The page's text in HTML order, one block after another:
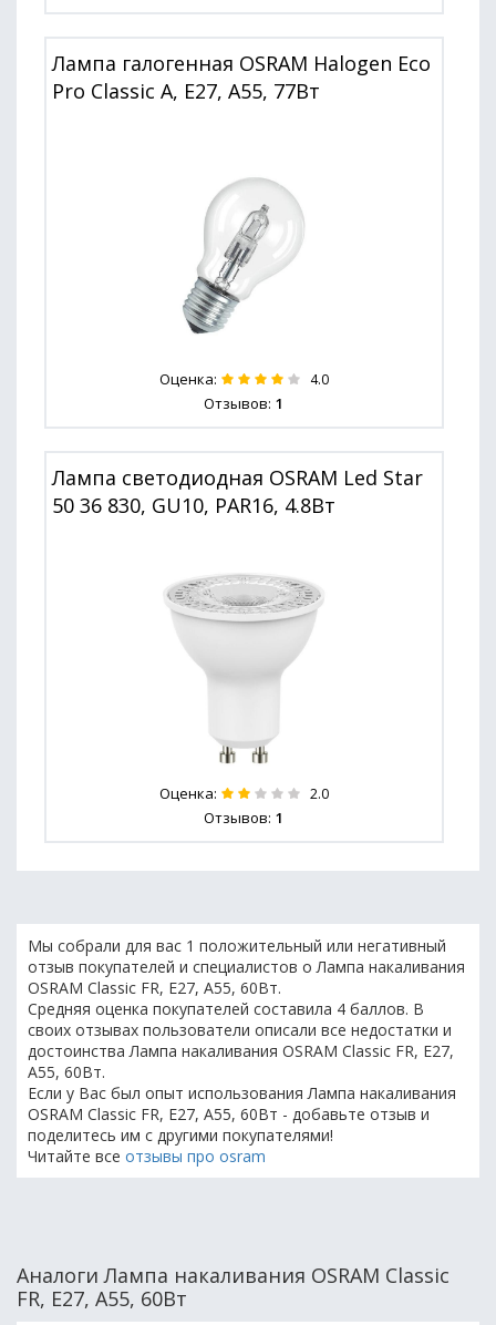
Лампа галогенная OSRAM Halogen Eco
Pro Classic A, E27, A55, 77Вт
Оценка: 4.0
Отзывов: 1
Лампа светодиодная OSRAM Led Star
50 36 830, GU10, PAR16, 4.8Вт
Оценка: 2.0
Отзывов: 1
Мы собрали для вас 1 положительный или негативный
отзыв покупателей и специалистов о Лампа накаливания
OSRAM Classic FR, E27, A55, 60Вт.
Средняя оценка покупателей составила 4 баллов. В
своих отзывах пользователи описали все недостатки и
достоинства Лампа накаливания OSRAM Classic FR, E27,
A55, 60Вт.
Если у Вас был опыт использования Лампа накаливания
OSRAM Classic FR, E27, A55, 60Вт - добавьте отзыв и
поделитесь им с другими покупателями!
Читайте все отзывы про osram
Аналоги Лампа накаливания OSRAM Classic
FR, E27, A55, 60Вт